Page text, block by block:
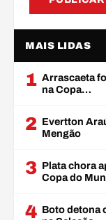
MAIS LIDAS
1 Arrascaeta
na Copa…
2 Evertton
Mengão
3 Plata chora
Copa do
4 Boto detona